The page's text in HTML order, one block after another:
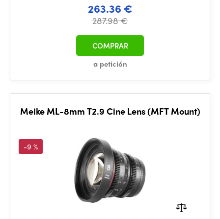
263.36 €
287.98 €
a petición
COMPRAR
Meike ML-8mm T2.9 Cine Lens (MFT Mount)
-9 %